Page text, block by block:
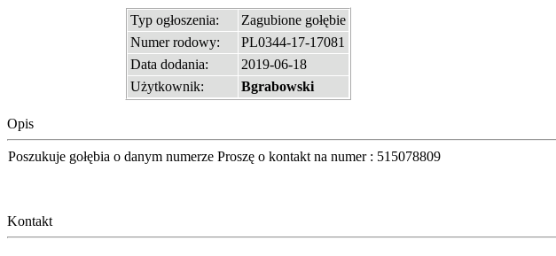
Typ ogłoszenia:
Zagubione gołębie
Numer rodowy:
PL0344-17-17081
Data dodania:
2019-06-18
Użytkownik:
Bgrabowski
Opis
Poszukuje gołębia o danym numerze Proszę o kontakt na numer : 515078809
Kontakt